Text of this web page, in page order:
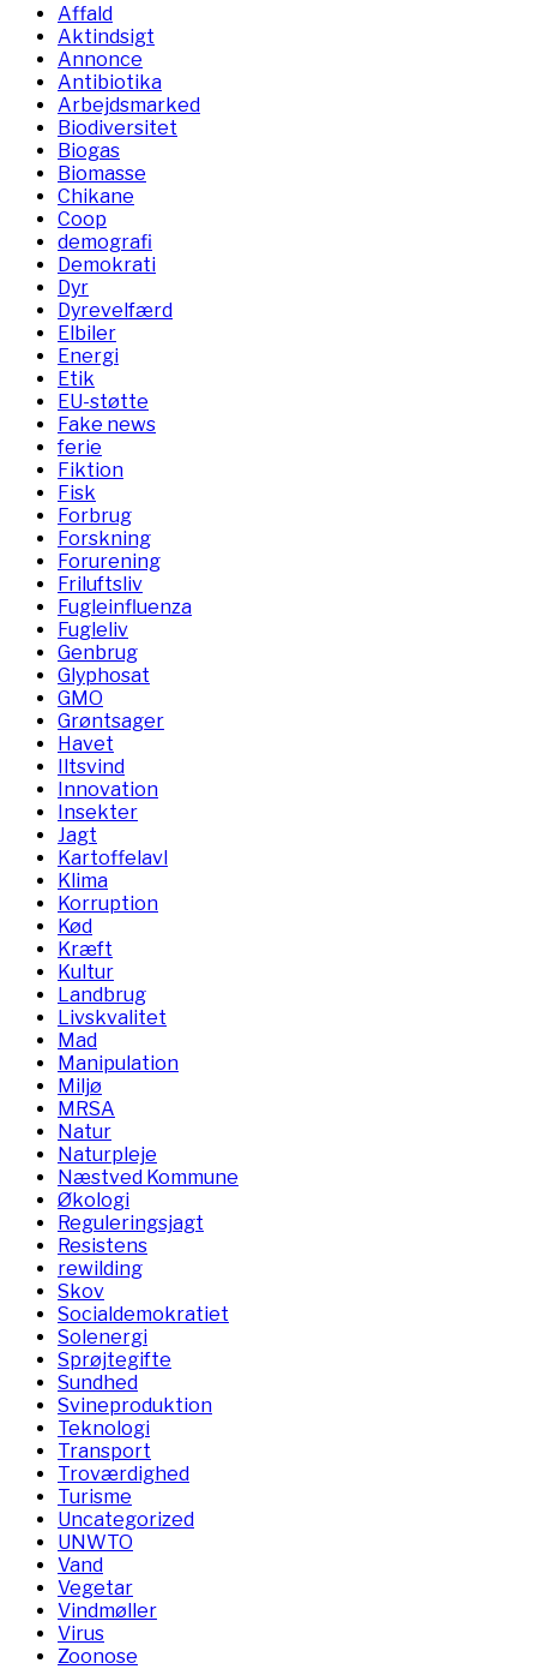
Affald
Aktindsigt
Annonce
Antibiotika
Arbejdsmarked
Biodiversitet
Biogas
Biomasse
Chikane
Coop
demografi
Demokrati
Dyr
Dyrevelfærd
Elbiler
Energi
Etik
EU-støtte
Fake news
ferie
Fiktion
Fisk
Forbrug
Forskning
Forurening
Friluftsliv
Fugleinfluenza
Fugleliv
Genbrug
Glyphosat
GMO
Grøntsager
Havet
Iltsvind
Innovation
Insekter
Jagt
Kartoffelavl
Klima
Korruption
Kød
Kræft
Kultur
Landbrug
Livskvalitet
Mad
Manipulation
Miljø
MRSA
Natur
Naturpleje
Næstved Kommune
Økologi
Reguleringsjagt
Resistens
rewilding
Skov
Socialdemokratiet
Solenergi
Sprøjtegifte
Sundhed
Svineproduktion
Teknologi
Transport
Troværdighed
Turisme
Uncategorized
UNWTO
Vand
Vegetar
Vindmøller
Virus
Zoonose